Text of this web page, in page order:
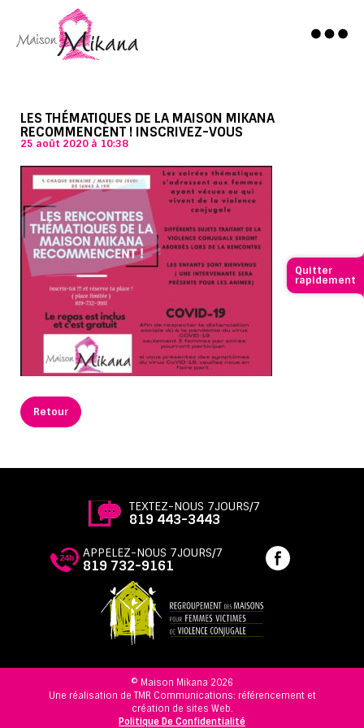
Quitter
rapidement
LES THÉMATIQUES DE LA MAISON MIKANA
RECOMMENCENT ! INSCRIVEZ-VOUS
25 août 2020 à 10:38
Retour
TEXTEZ-NOUS 7JOURS/7
819 443-3443
APPELEZ-NOUS 7JOURS/7
819 732-9161
© Maison Mikana 2026
Une réalisation de TMR Communications: référencement et
création de sites Web.
Politique De Confidentialité